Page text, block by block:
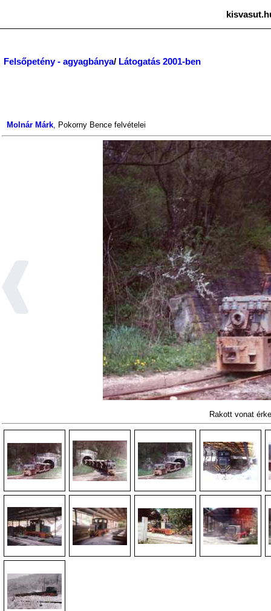
Felsőpetény - agyagbánya/ Látogatás 2001-ben
Molnár Márk, Pokorny Bence felvételei
Rakott vonat